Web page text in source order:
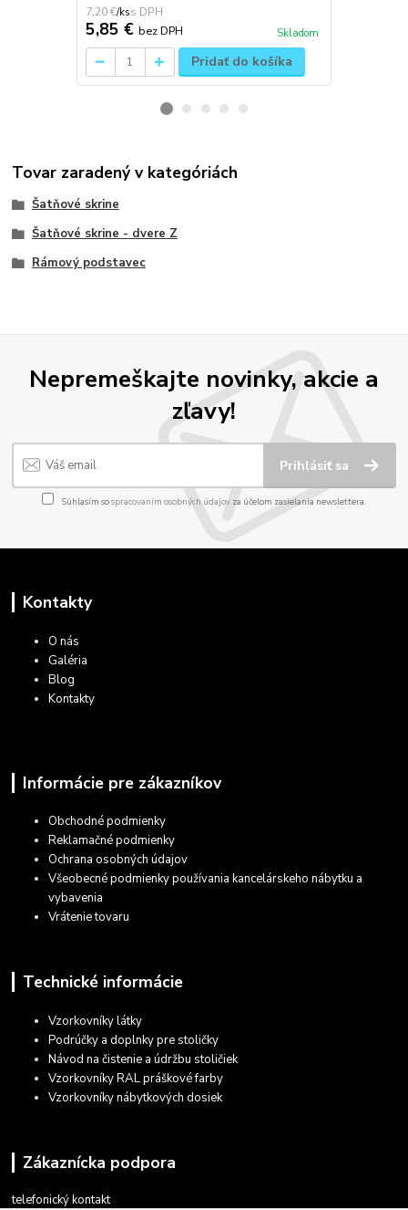
7,20 €/ks
5,85 € bez DPH Skladom
Pridať do košíka
Tovar zaradený v kategóriách
Šatňové skrine
Šatňové skrine - dvere Z
Rámový podstavec
Nepremeškajte novinky, akcie a
zľavy!
Prihlásiť sa
Súhlasím sospracovaním osobných údajov za účelom zasielania newslettera.
Kontakty
O nás
Galéria
Blog
Kontakty
Informácie pre zákazníkov
Obchodné podmienky
Reklamačné podmienky
Ochrana osobných údajov
Všeobecné podmienky používania kancelárskeho nábytku a
vybavenia
Vrátenie tovaru
Technické informácie
Vzorkovníky látky
Podrúčky a doplnky pre stoličky
Návod na čistenie a údržbu stoličiek
Vzorkovníky RAL práškové farby
Vzorkovníky nábytkových dosiek
Zákaznícka podpora
telefonický kontakt